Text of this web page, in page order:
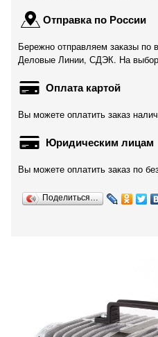
Отправка по России
Бережно отправляем заказы по
Деловые Линии, СДЭК. На
Оплата картой
Вы можете оплатить заказ
Юридическим лицам
Вы можете оплатить заказ по
Поделиться…